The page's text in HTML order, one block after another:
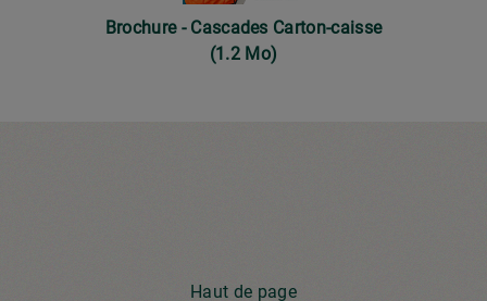
Brochure - Cascades Carton-caisse
(1.2 Mo)
Haut de page